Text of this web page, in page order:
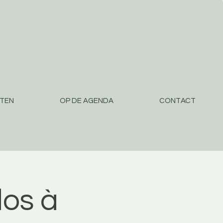
OP DE AGENDA CONTACT
à